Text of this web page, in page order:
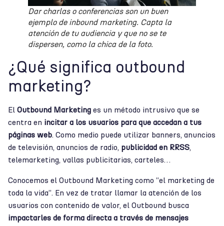
Dar charlas o conferencias son un buen
ejemplo de inbound marketing. Capta la
atención de tu audiencia y que no se te
dispersen, como la chica de la foto.
¿Qué significa outbound
marketing?
El Outbound Marketing es un método intrusivo que se
centra en incitar a los usuarios para que accedan a tus
páginas web. Como medio puede utilizar banners, anuncios
de televisión, anuncios de radio, publicidad en RRSS,
telemarketing, vallas publicitarias, carteles…
Conocemos el Outbound Marketing como “el marketing de
toda la vida”. En vez de tratar llamar la atención de los
usuarios con contenido de valor, el Outbound busca
impactarles de forma directa a través de mensajes